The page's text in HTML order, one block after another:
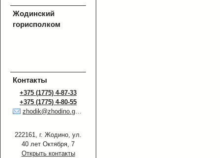
Жодинский
горисполком
Контакты
+375 (1775) 4-87-33
+375 (1775) 4-80-55
zhodik@zhodino.gov.by
222161, г. Жодино, ул.
40 лет Октября, 7
Открыть контакты